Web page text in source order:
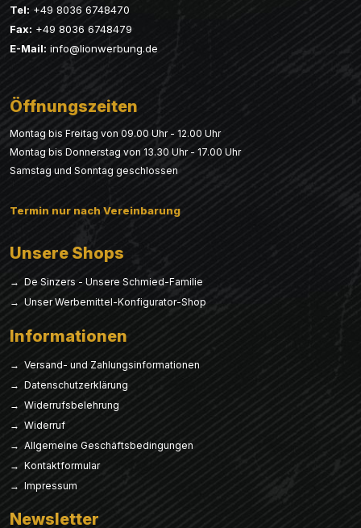
Tel: +49 8036 6748470
Fax: +49 8036 6748479
E-Mail: info@lionwerbung.de
Öffnungszeiten
Montag bis Freitag von 09.00 Uhr - 12.00 Uhr
Montag bis Donnerstag von 13.30 Uhr - 17.00 Uhr
Samstag und Sonntag geschlossen
Termin nur nach Vereinbarung
Unsere Shops
→ De Sinzers - Unsere Schmied-Familie
→ Unser Werbemittel-Konfigurator-Shop
Informationen
→ Versand- und Zahlungsinformationen
→ Datenschutzerklärung
→ Widerrufsbelehrung
→ Widerruf
→ Allgemeine Geschäftsbedingungen
→ Kontaktformular
→ Impressum
Newsletter